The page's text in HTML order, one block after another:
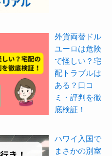
外貨両替ドル
ユーロは危険
で怪しい？宅
配トラブルは
ある？口コ
ミ・評判を徹
底検証！
ハワイ入国で
まさかの別室